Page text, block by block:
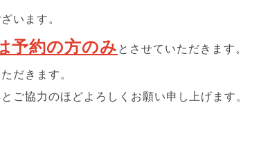
います。
予約の方のみ とさせていただきます。
だきます。
ご協力のほどよろしくお願い申し上げます。